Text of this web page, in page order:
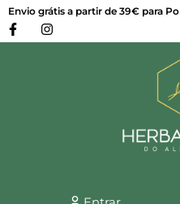
Envio grátis a partir de 39€ para